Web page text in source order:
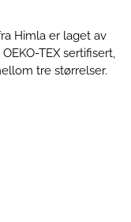
Himla er laget av
TEX sertifisert,
tre størrelser.